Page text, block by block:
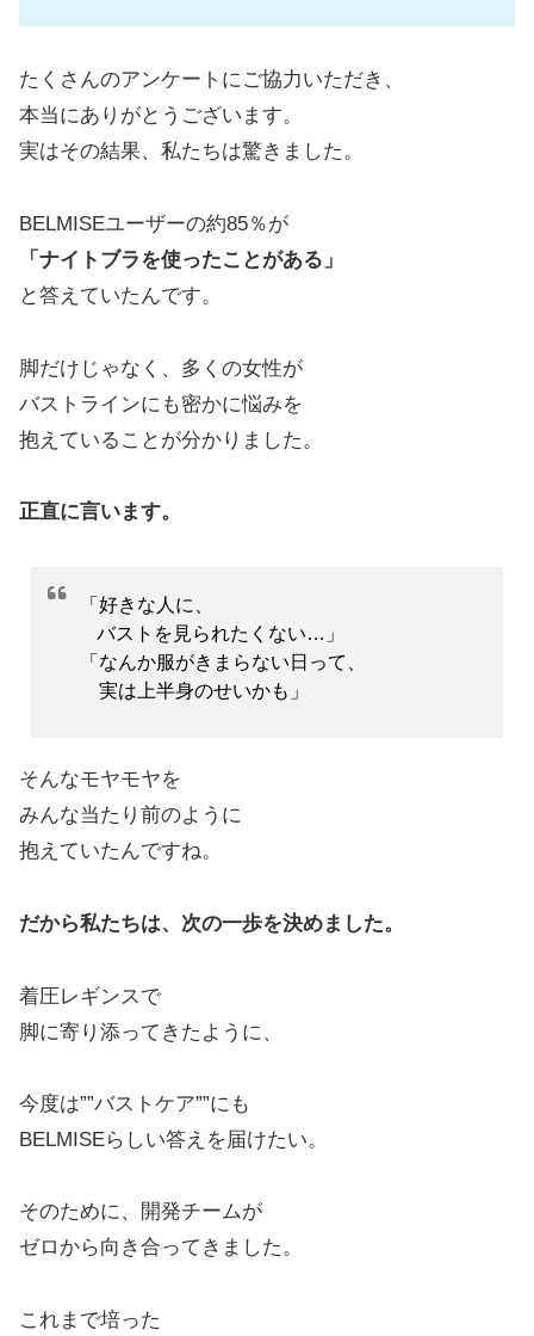
たくさんのアンケートにご協力いただき、
本当にありがとうございます。
実はその結果、私たちは驚きました。
BELMISEユーザーの約85％が
「ナイトブラを使ったことがある」
と答えていたんです。
脚だけじゃなく、多くの女性が
バストラインにも密かに悩みを
抱えていることが分かりました。
正直に言います。
「好きな人に、
バストを見られたくない…」
「なんか服がきまらない日って、
実は上半身のせいかも」
そんなモヤモヤを
みんな当たり前のように
抱えていたんですね。
だから私たちは、次の一歩を決めました。
着圧レギンスで
脚に寄り添ってきたように、
今度は””バストケア””にも
BELMISEらしい答えを届けたい。
そのために、開発チームが
ゼロから向き合ってきました。
これまで培った